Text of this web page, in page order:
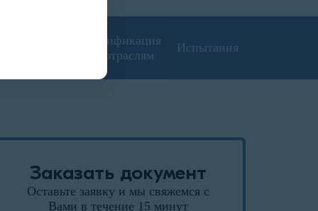
Сертификация
по отраслям
Испытания
Заказать документ
Оставьте заявку и мы свяжемся с
Вами в течение 15 минут